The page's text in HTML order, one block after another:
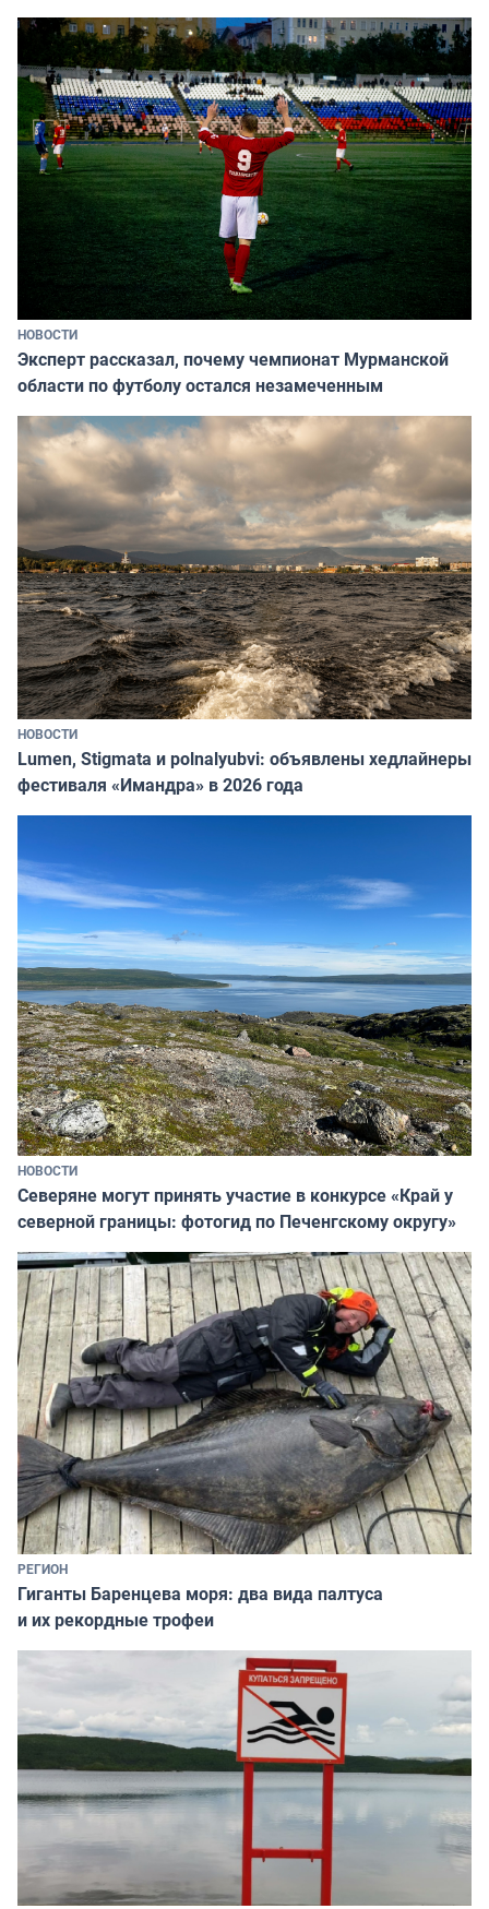
НОВОСТИ
Эксперт рассказал, почему чемпионат Мурманской
области по футболу остался незамеченным
НОВОСТИ
Lumen, Stigmata и polnalyubvi: объявлены хедлайнеры
фестиваля «Имандра» в 2026 года
НОВОСТИ
Северяне могут принять участие в конкурсе «Край у
северной границы: фотогид по Печенгскому округу»
РЕГИОН
Гиганты Баренцева моря: два вида палтуса
и их рекордные трофеи